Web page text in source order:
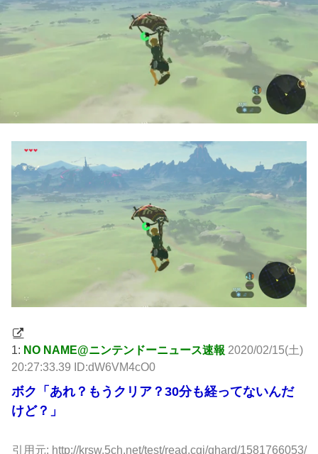
1: NO NAME@ニンテンドーニュース速報 2020/02/15(土)
20:27:33.39 ID:dW6VM4cO0
ボク「あれ？もうクリア？30分も経ってないんだ
けど？」
引用元: http://krsw.5ch.net/test/read.cgi/ghard/1581766053/